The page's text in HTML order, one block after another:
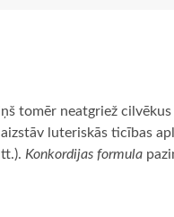
tomēr neatgriež
luteriskās ticības
Konkordijas formula